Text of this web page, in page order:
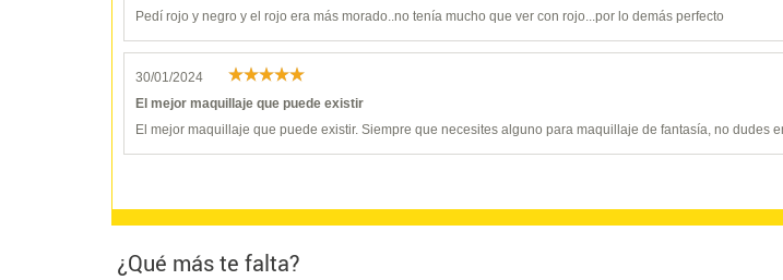
Pedí rojo y negro y el rojo era más morado..no tenía mucho que ver con rojo...por lo demás perfecto
30/01/2024
El mejor maquillaje que puede existir
El mejor maquillaje que puede existir. Siempre que necesites alguno para maquillaje de fantasía, no dudes
¿Qué más te falta?